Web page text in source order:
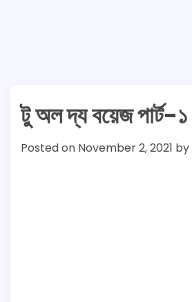
টু অল দ্য বয়েজ পার্ট-১
Posted on November 2, 2021 by